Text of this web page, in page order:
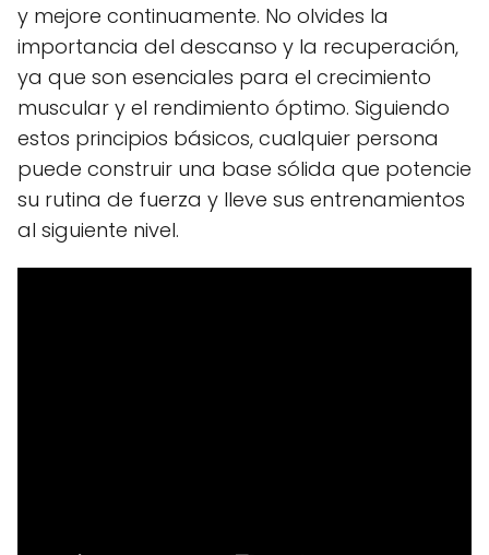
y mejore continuamente. No olvides la
importancia del descanso y la recuperación,
ya que son esenciales para el crecimiento
muscular y el rendimiento óptimo. Siguiendo
estos principios básicos, cualquier persona
puede construir una base sólida que potencie
su rutina de fuerza y lleve sus entrenamientos
al siguiente nivel.